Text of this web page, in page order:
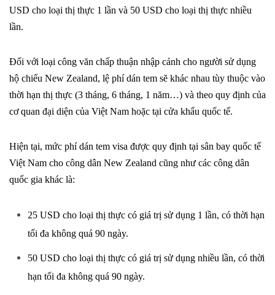
USD cho loại thị thực 1 lần và 50 USD cho loại thị thực nhiều
lần.
Đối với loại công văn chấp thuận nhập cảnh cho người sử dụng
hộ chiếu New Zealand, lệ phí dán tem sẽ khác nhau tùy thuộc vào
thời hạn thị thực (3 tháng, 6 tháng, 1 năm…) và theo quy định của
cơ quan đại diện của Việt Nam hoặc tại cửa khẩu quốc tế.
Hiện tại, mức phí dán tem visa được quy định tại sân bay quốc tế
Việt Nam cho công dân New Zealand cũng như các công dân
quốc gia khác là:
25 USD cho loại thị thực có giá trị sử dụng 1 lần, có thời hạn
tối đa không quá 90 ngày.
50 USD cho loại thị thực có giá trị sử dụng nhiều lần, có thời
hạn tối đa không quá 90 ngày.